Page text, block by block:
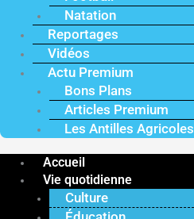
Natation
Reportages
Vidéos
Actu Premium
Bons Plans
Articles Premium
Les Antilles Agricoles
Accueil
Vie quotidienne
Culture